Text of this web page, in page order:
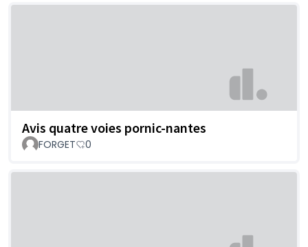
Avis quatre voies pornic-nantes
FORGET 0